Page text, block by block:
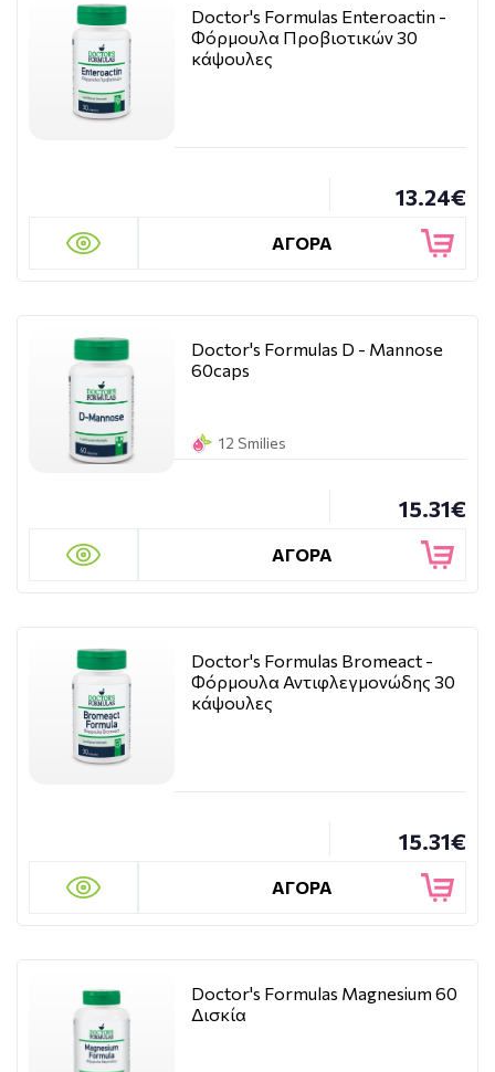
Doctor's Formulas Enteroactin -
Φόρμουλα Προβιοτικών 30
κάψουλες
13.24€
ΑΓΟΡΑ
Doctor's Formulas D - Mannose
60caps
12 Smilies
15.31€
ΑΓΟΡΑ
Doctor's Formulas Bromeact -
Φόρμουλα Αντιφλεγμονώδης 30
κάψουλες
15.31€
ΑΓΟΡΑ
Doctor's Formulas Magnesium 60
Δισκία